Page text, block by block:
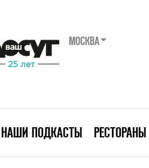
МОСКВА
НАШИ ПОДКАСТЫ РЕСТОРАНЫ